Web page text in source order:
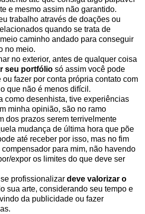
e mesmo assim não garantido.
trabalho através de doações ou
quando se trata de
caminho andado para conseguir
no meio.
no exterior, antes de qualquer coisa
seu portfólio só assim você pode
fazer por conta própria contato com
que não é menos difícil.
como desenhista, tive experiências
minha opinião, são no ramo
dos prazos serem terrivelmente
mudança de última hora que põe
até receber por isso, mas no fim
para mim, não havendo
expor os limites do que deve ser
profissionalizar deve valorizar o
sua arte, considerando seu tempo e
da publicidade ou fazer